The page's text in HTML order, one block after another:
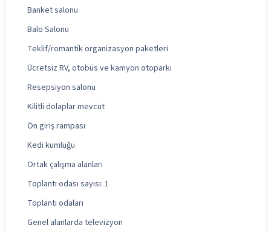
Banket salonu
Balo Salonu
Teklif/romantik organizasyon paketleri
Ücretsiz RV, otobüs ve kamyon otoparkı
Resepsiyon salonu
Kilitli dolaplar mevcut
Ön giriş rampası
Kedi kumluğu
Ortak çalışma alanları
Toplantı odası sayısı: 1
Toplantı odaları
Genel alanlarda televizyon